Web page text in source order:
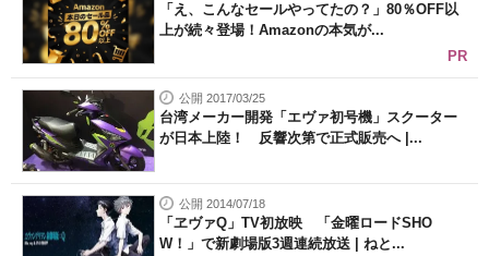
「え、こんなセールやってたの？」80％OFF以
上が続々登場！Amazonの本気が...
PR
公開 2017/03/25
台湾メーカー開発「エヴァ初号機」スクーター
が日本上陸！ 反響次第で正式販売へ |...
公開 2014/07/18
「ヱヴァQ」TV初放映 「金曜ロードSHO
W！」で新劇場版3週連続放送 | ねと...